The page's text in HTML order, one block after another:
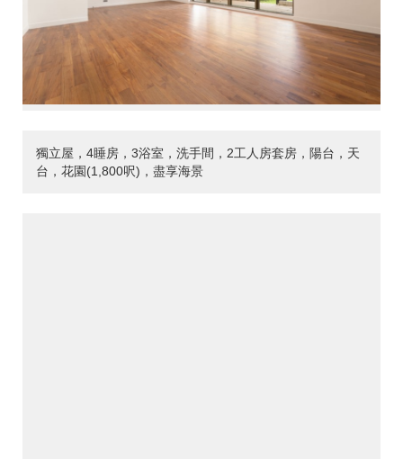
獨立屋，4睡房，3浴室，洗手間，2工人房套房，陽台，天
台，花園(1,800呎)，盡享海景